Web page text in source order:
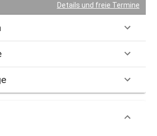
Details und freie Termine